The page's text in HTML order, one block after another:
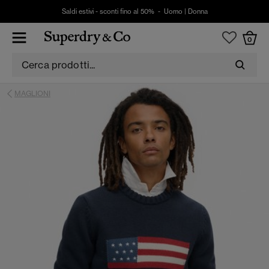
Saldi estivi - sconti fino al 50% - Uomo Donna
0
MAGLIONI